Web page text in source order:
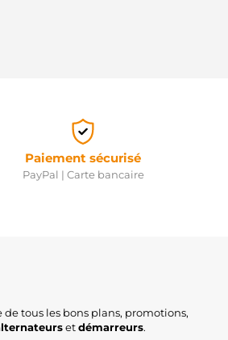
Paiement sécurisé
PayPal | Carte bancaire
tous les bons plans, promotions,
etdémarreurs.